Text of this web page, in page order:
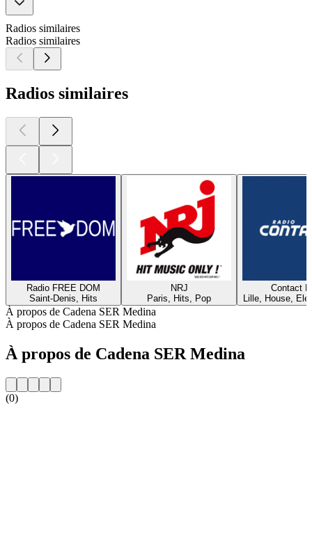
Radios similaires
Radios similaires
Radios similaires
Radio FREE DOM
Saint-Denis, Hits
NRJ
Paris, Hits, Pop
Contact
Lille, House,
À propos de Cadena SER Medina
À propos de Cadena SER Medina
À propos de Cadena SER Medina
(0)